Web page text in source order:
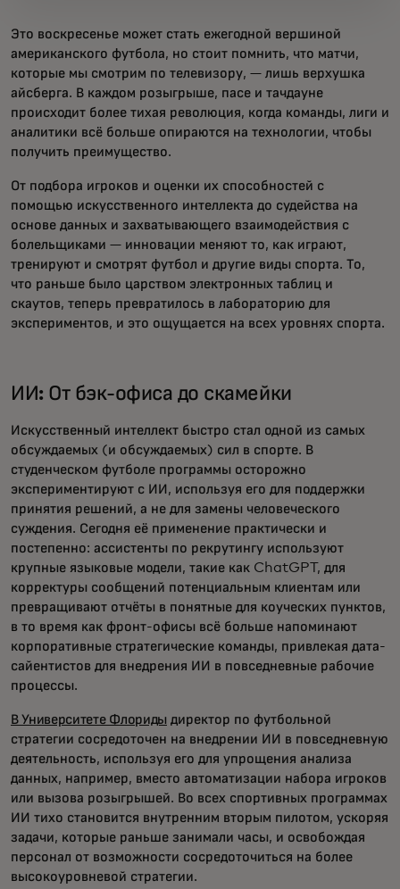
Это воскресенье может стать ежегодной вершиной
американского футбола, но стоит помнить, что матчи,
которые мы смотрим по телевизору, — лишь верхушка
айсберга. В каждом розыгрыше, пасе и тачдауне
происходит более тихая революция, когда команды, лиги и
аналитики всё больше опираются на технологии, чтобы
получить преимущество.
От подбора игроков и оценки их способностей с
помощью искусственного интеллекта до судейства на
основе данных и захватывающего взаимодействия с
болельщиками — инновации меняют то, как играют,
тренируют и смотрят футбол и другие виды спорта. То,
что раньше было царством электронных таблиц и
скаутов, теперь превратилось в лабораторию для
экспериментов, и это ощущается на всех уровнях спорта.
ИИ: От бэк-офиса до скамейки
Искусственный интеллект быстро стал одной из самых
обсуждаемых (и обсуждаемых) сил в спорте. В
студенческом футболе программы осторожно
экспериментируют с ИИ, используя его для поддержки
принятия решений, а не для замены человеческого
суждения. Сегодня её применение практически и
постепенно: ассистенты по рекрутингу используют
крупные языковые модели, такие как ChatGPT, для
корректуры сообщений потенциальным клиентам или
превращивают отчёты в понятные для коуческих пунктов,
в то время как фронт-офисы всё больше напоминают
корпоративные стратегические команды, привлекая дата-
сайентистов для внедрения ИИ в повседневные рабочие
процессы.
В Университете Флоридыдиректор по футбольной
стратегии сосредоточен на внедрении ИИ в повседневную
деятельность, используя его для упрощения анализа
данных, например, вместо автоматизации набора игроков
или вызова розыгрышей. Во всех спортивных программах
ИИ тихо становится внутренним вторым пилотом, ускоряя
задачи, которые раньше занимали часы, и освобождая
персонал от возможности сосредоточиться на более
высокоуровневой стратегии.